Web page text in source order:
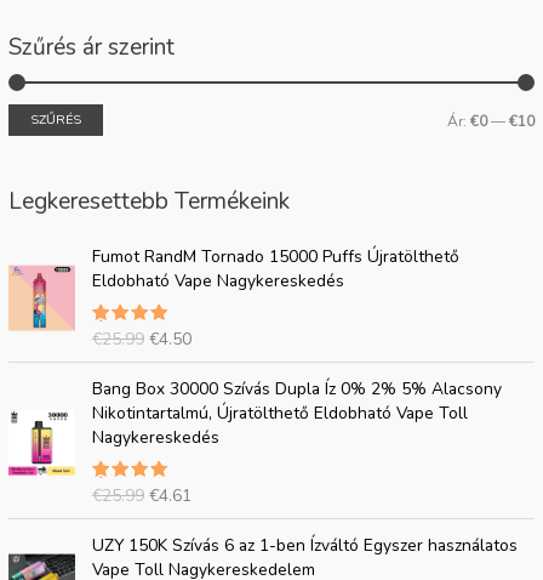
Szűrés ár szerint
SZŰRÉS Ár: €0—€10
Legkeresettebb Termékeink
Fumot RandM Tornado 15000 Puffs Újratölthető
Eldobható Vape Nagykereskedés
5.00
értékelve
az 5-ből
€25.99
E
r
e
d
e
t
i
á
r
:
€
5
€4.50
J
e
l
n
l
e
g
i
€
Bang Box 30000 Szívás Dupla Íz 0% 2% 5% Alacsony
Nikotintartalmú, Újratölthető Eldobható Vape Toll
Nagykereskedés
5.00
értékelve
az 5-ből
€25.99
r
e
d
e
t
i
á
r
€4.61
J
e
l
e
l
e
g
i
UZY 150K Szívás 6 az 1-ben Ízváltó Egyszer használatos
Vape Toll Nagykereskedelem
E
r
J
e